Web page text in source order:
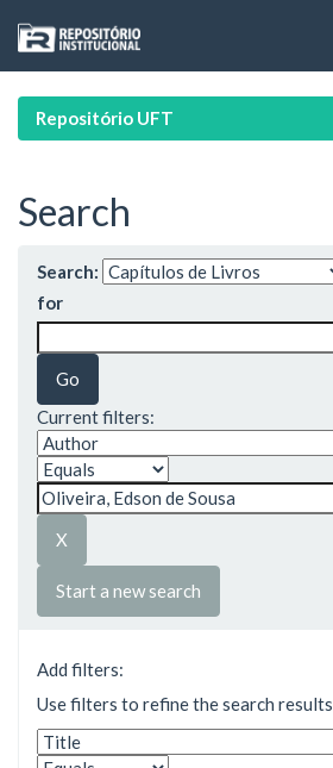
navigation
Repositório UFT
Search
Search:
for
Current filters:
Start a new search
Add filters:
Use filters to refine the search results.